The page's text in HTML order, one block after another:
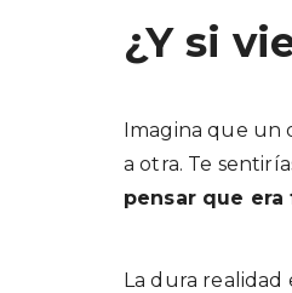
¿Y si
Imagina que un
a otra. Te
pensar que era
La dura realidad